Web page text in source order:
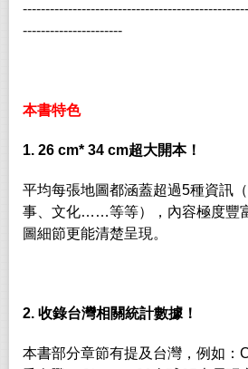
----------------------
本書特色
1. 26 cm* 34 cm超大開本！
平均每張地圖都涵蓋超過5種資訊
事、文化……等等），內容極度豐
圖細節更能清楚呈現。
2. 收錄台灣相關統計數據！
本書部分章節有提及台灣，例如：